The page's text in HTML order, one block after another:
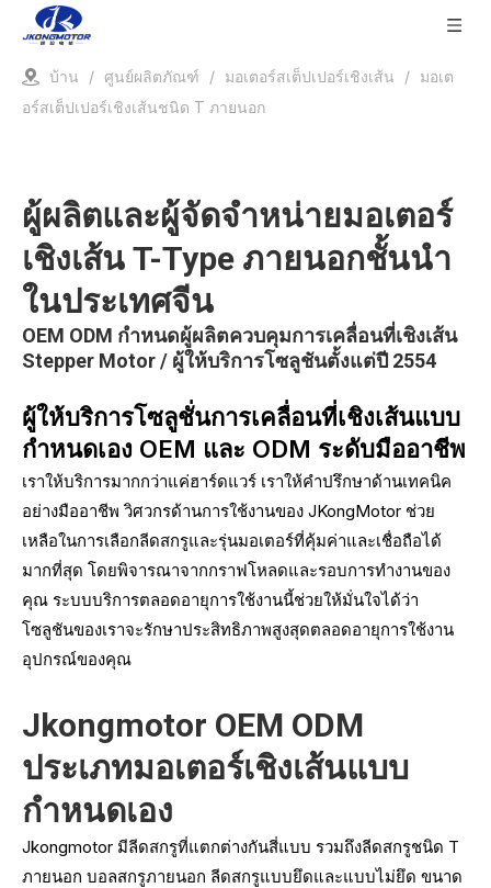
บ้าน / ศูนย์ผลิตภัณฑ์ / มอเตอร์สเต็ปเปอร์เชิงเส้น / มอเต
อร์สเต็ปเปอร์เชิงเส้นชนิด T ภายนอก
ผู้ผลิตและผู้จัดจำหน่ายมอเตอร์
เชิงเส้น T-Type ภายนอกชั้นนำ
ในประเทศจีน
OEM ODM กำหนดผู้ผลิตควบคุมการเคลื่อนที่เชิงเส้น
Stepper Motor / ผู้ให้บริการโซลูชันตั้งแต่ปี 2554
ผู้ให้บริการโซลูชั่นการเคลื่อนที่เชิงเส้นแบบ
กำหนดเอง OEM และ ODM ระดับมืออาชีพ
เราให้บริการมากกว่าแค่ฮาร์ดแวร์ เราให้คำปรึกษาด้านเทคนิค
อย่างมืออาชีพ วิศวกรด้านการใช้งานของ JKongMotor ช่วย
เหลือในการเลือกลีดสกรูและรุ่นมอเตอร์ที่คุ้มค่าและเชื่อถือได้
มากที่สุด โดยพิจารณาจากกราฟโหลดและรอบการทำงานของ
คุณ ระบบบริการตลอดอายุการใช้งานนี้ช่วยให้มั่นใจได้ว่า
โซลูชันของเราจะรักษาประสิทธิภาพสูงสุดตลอดอายุการใช้งาน
อุปกรณ์ของคุณ
Jkongmotor OEM ODM
ประเภทมอเตอร์เชิงเส้นแบบ
กำหนดเอง
Jkongmotor มีลีดสกรูที่แตกต่างกันสี่แบบ รวมถึงลีดสกรูชนิด T
ภายนอก บอลสกรูภายนอก ลีดสกรูแบบยึดและแบบไม่ยึด ขนาด